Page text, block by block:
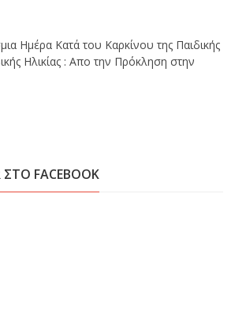
Ημέρα Κατά του Καρκίνου της Παιδικής
Ηλικίας : Απο την Πρόκληση στην
FACEBOOK